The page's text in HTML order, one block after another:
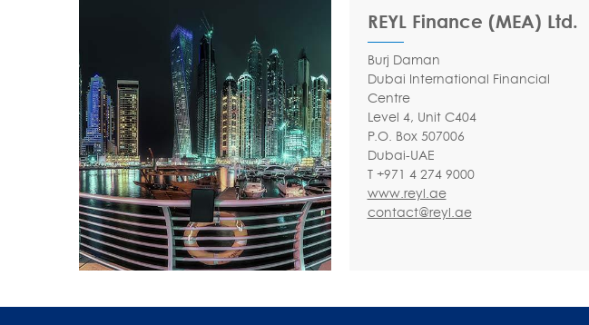
REYL Finance (MEA) Ltd.
Burj Daman
Dubai International Financial
Centre
Level 4, Unit C404
P.O. Box 507006
Dubai-UAE
T +971 4 274 9000
www.reyl.ae
contact@reyl.ae